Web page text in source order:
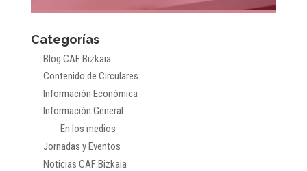
Categorías
Blog CAF Bizkaia
Contenido de Circulares
Información Económica
Información General
En los medios
Jornadas y Eventos
Noticias CAF Bizkaia